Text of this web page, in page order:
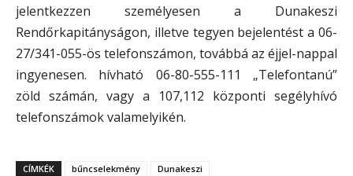
jelentkezzen személyesen a Dunakeszi
Rendőrkapitányságon, illetve tegyen bejelentést a 06-
27/341-055-ös telefonszámon, továbbá az éjjel-nappal
ingyenesen. hívható 06-80-555-111 „Telefontanú”
zöld számán, vagy a 107,112 központi segélyhívó
telefonszámok valamelyikén.
CÍMKÉK bűncselekmény
Dunakeszi